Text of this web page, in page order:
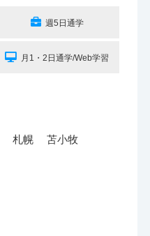
週5日通学
月1・2日通学/Web学習
札幌 苫小牧